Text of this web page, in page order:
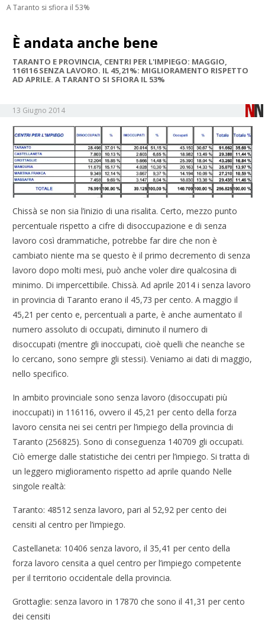
A Taranto si sfiora il 53%
È andata anche bene
TARANTO E PROVINCIA, CENTRI PER L'IMPIEGO: MAGGIO,
116116 SENZA LAVORO. IL 45,21%: MIGLIORAMENTO RISPETTO
AD APRILE. A TARANTO SI SFIORA IL 53%
13 Giugno 2014
Chissà se non sia l’inizio di una risalita. Certo, mezzo punto
percentuale rispetto a cifre di disoccupazione e di senza
lavoro così drammatiche, potrebbe far dire che non è
cambiato niente ma se questo è il primo decremento di senza
lavoro dopo molti mesi, può anche voler dire qualcosina di
minimo. Di impercettibile. Chissà. Ad aprile 2014 i senza lavoro
in provincia di Taranto erano il 45,73 per cento. A maggio il
45,21 per cento e, percentuali a parte, è anche aumentato il
numero assoluto di occupati, diminuto il numero di
disoccupati (mentre gli inoccupati, cioè quelli che neanche se
lo cercano, sono sempre gli stessi). Veniamo ai dati di maggio,
nello specifico.
In ambito provinciale sono senza lavoro (disoccupati più
inoccupati) in 116116, ovvero il 45,21 per cento della forza
lavoro censita nei sei centri per l’impiego della provincia di
Taranto (256825). Sono di conseguenza 140709 gli occupati.
Ciò emerge dalle statistiche dei centri per l’impiego. Si tratta di
un leggero miglioramento rispetto ad aprile quando Nelle
singole realtà:
Taranto: 48512 senza lavoro, pari al 52,92 per cento dei
censiti al centro per l’impiego.
Castellaneta: 10406 senza lavoro, il 35,41 per cento della
forza lavoro censita a quel centro per l’impiego competente
per il territorio occidentale della provincia.
Grottaglie: senza lavoro in 17870 che sono il 41,31 per cento
dei censiti